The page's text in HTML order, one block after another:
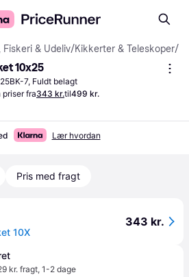
Fiskeri & Udeliv/Kikkerter & Teleskoper/
10x25
7, Fuldt belagt
priser fra343 kr.til499 kr.
Lær hvordan
Pris med fragt
10X
343 kr.
kr. fragt, 1-2 dage